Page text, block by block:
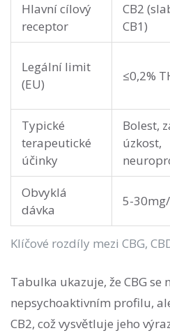
Klíčové rozdíly mezi CBG,
Hlavní cílový
receptor
CB2
CB1)
Legální limit
(EU)
≤0,2%
Typické
terapeutické
účinky
Bolest,
úzkost,
Obvyklá
dávka
5-
Tabulka ukazuje, že CBG se
nepsychoaktivním profilu,
CB2, což vysvětluje jeho